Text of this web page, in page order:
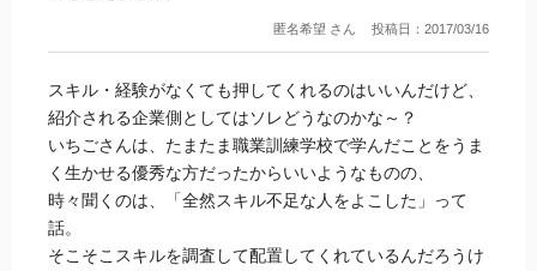
匿名希望 さん 投稿日：2017/03/16
スキル・経験がなくても押してくれるのはいいんだけど、
紹介される企業側としてはソレどうなのかな～？
いちごさんは、たまたま職業訓練学校で学んだことをうま
く生かせる優秀な方だったからいいようなものの、
時々聞くのは、「全然スキル不足な人をよこした」って
話。
そこそこスキルを調査して配置してくれているんだろうけ